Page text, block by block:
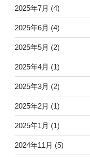
2025年7月 (4)
2025年6月 (4)
2025年5月 (2)
2025年4月 (1)
2025年3月 (2)
2025年2月 (1)
2025年1月 (1)
2024年11月 (5)